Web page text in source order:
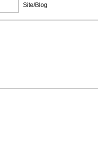
Site/Blog